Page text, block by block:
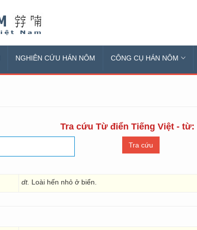
NGHIÊN CỨU HÁN NÔM CÔNG CỤ HÁN NÔM
Tra cứu Từ điển Tiếng Việt - từ:
dt. Loài hến nhỏ ở biển.